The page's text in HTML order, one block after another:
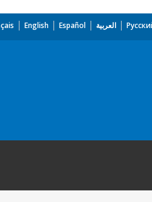
English Español العربية